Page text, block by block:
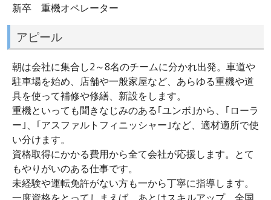
新卒 重機オペレーター
アピール
朝は会社に集合し2～8名のチームに分かれ出発。車道や
駐車場を始め、店舗や一般家屋など、あらゆる重機や道
具を使って補修や修繕、新設をします。
重機といっても聞きなじみのある｢ユンボ｣から、｢ローラ
ー｣、｢アスファルトフィニッシャー｣など、適材適所で使
い分けます。
資格取得にかかる費用から全て会社が応援します。とて
もやりがいのある仕事です。
未経験や運転免許がない方も一から丁寧に指導します。